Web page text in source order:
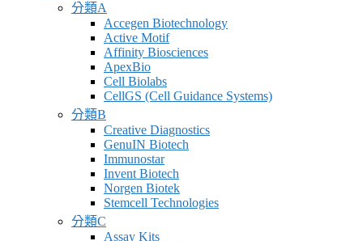
分類A
Accegen Biotechnology
Active Motif
Affinity Biosciences
ApexBio
Cell Biolabs
CellGS (Cell Guidance Systems)
分類B
Creative Diagnostics
GenuIN Biotech
Immunostar
Invent Biotech
Norgen Biotek
Stemcell Technologies
分類C
Assay Kits